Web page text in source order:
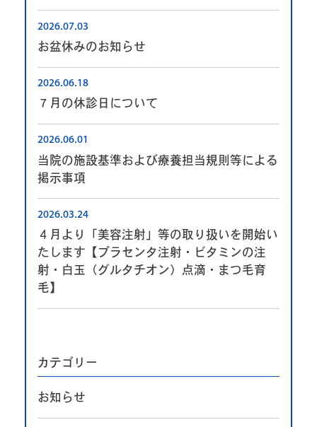
お盆休みのお知らせ
2026.07.03
７月の休診日について
2026.06.18
当院の施設基準および療養担当規則等による
掲示事項
2026.06.01
４月より「美容注射」等の取り扱いを開始い
たします【プラセンタ注射・ビタミンの注
射・白玉（グルタチオン）点滴・まつ毛育
毛】
2026.03.24
カテゴリー
お知らせ